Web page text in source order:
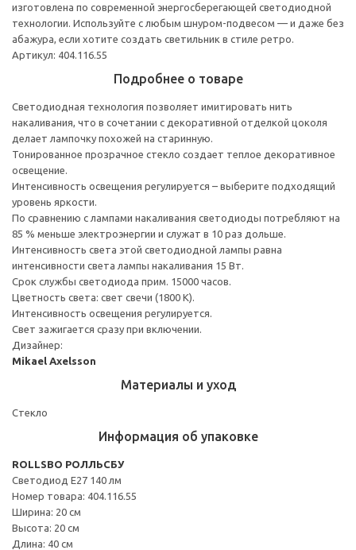
изготовлена по современной энергосберегающей светодиодной
технологии. Используйте с любым шнуром-подвесом — и даже без
абажура, если хотите создать светильник в стиле ретро.
Артикул: 404.116.55
Подробнее о товаре
Светодиодная технология позволяет имитировать нить
накаливания, что в сочетании с декоративной отделкой цоколя
делает лампочку похожей на старинную.
Тонированное прозрачное стекло создает теплое декоративное
освещение.
Интенсивность освещения регулируется – выберите подходящий
уровень яркости.
По сравнению с лампами накаливания светодиоды потребляют на
85 % меньше электроэнергии и служат в 10 раз дольше.
Интенсивность света этой светодиодной лампы равна
интенсивности света лампы накаливания 15 Вт.
Срок службы светодиода прим. 15000 часов.
Цветность света: свет свечи (1800 К).
Интенсивность освещения регулируется.
Свет зажигается сразу при включении.
Дизайнер:
Mikael Axelsson
Материалы и уход
Стекло
Информация об упаковке
ROLLSBO РОЛЛЬСБУ
Светодиод E27 140 лм
Номер товара: 404.116.55
Ширина: 20 см
Высота: 20 см
Длина: 40 см